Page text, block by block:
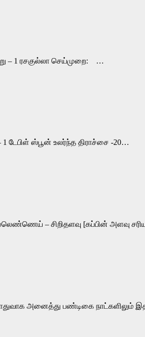
– 1 ரசகுல்லா செய்முறை: …
டேபிள் ஸ்பூன் உலர்ந்த திராச்சை -20…
– சிறிதளவு [கப்பின் அளவு
அனைத்து பண்டிகை நாட்களிலும்